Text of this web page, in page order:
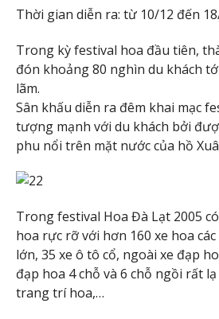
Thời gian diễn ra: từ 10/12 đến
Trong kỳ festival hoa đầu tiên,
đón khoảng 80 nghìn du khách
lãm.
Sân khấu diễn ra đêm khai mạc
tượng mạnh với du khách bởi
phu nổi trên mặt nước của hồ
Trong festival Hoa Đà Lạt 2005
hoa rực rỡ với hơn 160 xe hoa
lớn, 35 xe ô tô cổ, ngoài xe đạp
đạp hoa 4 chỗ và 6 chỗ ngồi rất
trang trí hoa,…